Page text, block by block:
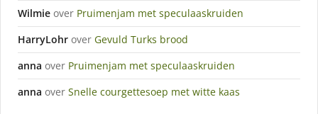
Wilmie over Pruimenjam met speculaaskruiden
HarryLohr over Gevuld Turks brood
anna over Pruimenjam met speculaaskruiden
anna over Snelle courgettesoep met witte kaas